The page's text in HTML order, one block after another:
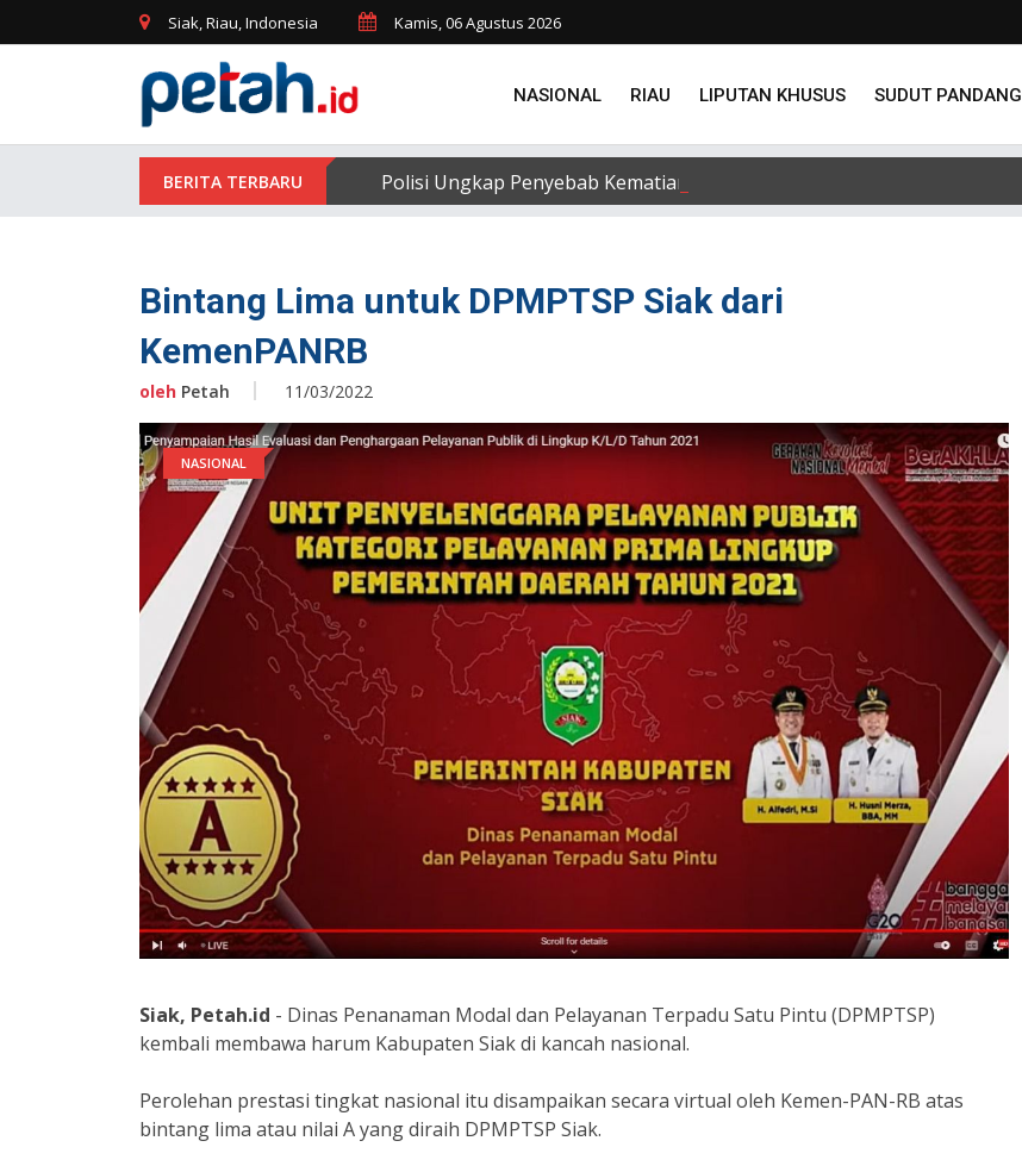
Siak, Riau, Indonesia Kamis, 06 Agustus 2026
NASIONAL RIAU LIPUTAN KHUSUS SUDUT PANDANG
Polisi Ungkap Penyebab Kematian dr Alek Cristo Loris
Bintang Lima untuk DPMPTSP Siak dari
KemenPANRB
oleh Petah 11/03/2022
NASIONAL
Siak, Petah.id - Dinas Penanaman Modal dan Pelayanan Terpadu Satu Pintu (DPMPTSP)
kembali membawa harum Kabupaten Siak di kancah nasional.
Perolehan prestasi tingkat nasional itu disampaikan secara virtual oleh Kemen-PAN-RB atas
bintang lima atau nilai A yang diraih DPMPTSP Siak.